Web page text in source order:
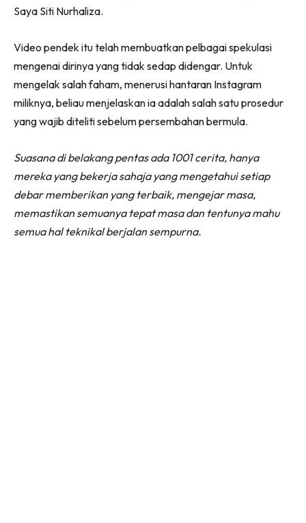
Saya Siti Nurhaliza.
Video pendek itu telah membuatkan pelbagai spekulasi
mengenai dirinya yang tidak sedap didengar. Untuk
mengelak salah faham, menerusi hantaran Instagram
miliknya, beliau menjelaskan ia adalah salah satu prosedur
yang wajib diteliti sebelum persembahan bermula.
Suasana di belakang pentas ada 1001 cerita, hanya
mereka yang bekerja sahaja yang mengetahui setiap
debar memberikan yang terbaik, mengejar masa,
memastikan semuanya tepat masa dan tentunya mahu
semua hal teknikal berjalan sempurna.